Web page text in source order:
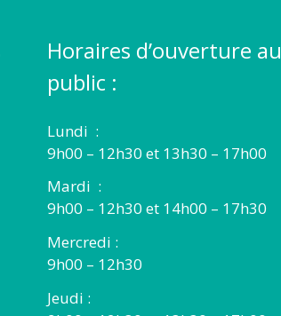
Horaires d’ouverture au
public :
Lundi :
9h00 – 12h30 et 13h30 – 17h00
Mardi :
9h00 – 12h30 et 14h00 – 17h30
Mercredi :
9h00 – 12h30
Jeudi :